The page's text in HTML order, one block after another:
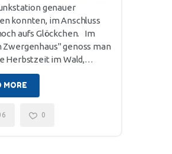
genauer
konnten, im Anschluss
aufs Glöckchen. Im
genoss man
Herbstzeit im Wald,…
MORE
0